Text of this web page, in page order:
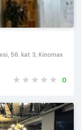
56. kat 3; Kinomax
0